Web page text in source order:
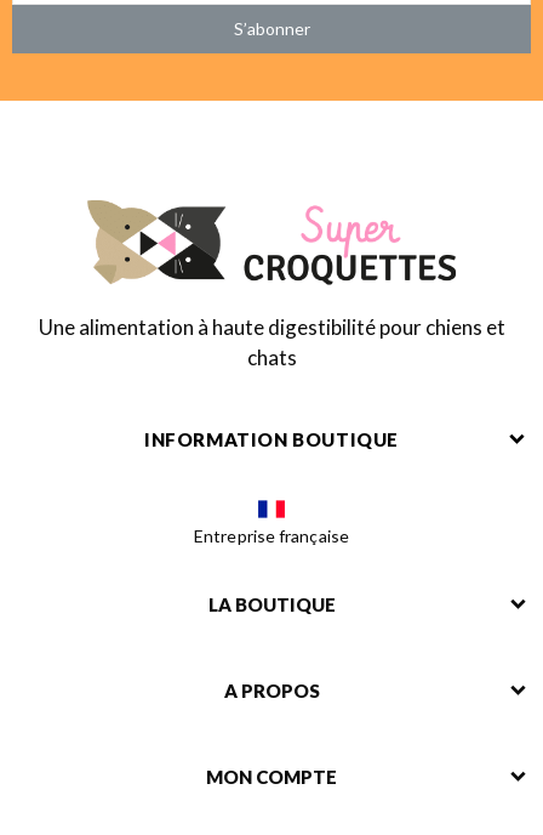
S’abonner
Une alimentation à haute digestibilité pour chiens et
chats
INFORMATION BOUTIQUE
Entreprise française
LA BOUTIQUE
A PROPOS
MON COMPTE